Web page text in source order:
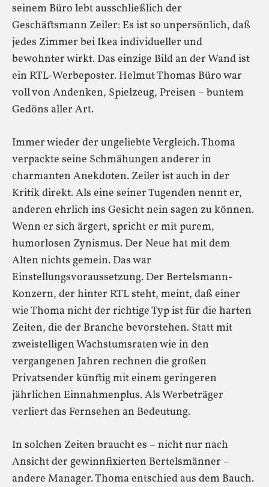
seinem Büro lebt ausschließlich der
Geschäftsmann Zeiler: Es ist so unpersönlich, daß
jedes Zimmer bei Ikea individueller und
bewohnter wirkt. Das einzige Bild an der Wand ist
ein RTL-Werbeposter. Helmut Thomas Büro war
voll von Andenken, Spielzeug, Preisen – buntem
Gedöns aller Art.
Immer wieder der ungeliebte Vergleich. Thoma
verpackte seine Schmähungen anderer in
charmanten Anekdoten. Zeiler ist auch in der
Kritik direkt. Als eine seiner Tugenden nennt er,
anderen ehrlich ins Gesicht nein sagen zu können.
Wenn er sich ärgert, spricht er mit purem,
humorlosen Zynismus. Der Neue hat mit dem
Alten nichts gemein. Das war
Einstellungsvoraussetzung. Der Bertelsmann-
Konzern, der hinter RTL steht, meint, daß einer
wie Thoma nicht der richtige Typ ist für die harten
Zeiten, die der Branche bevorstehen. Statt mit
zweistelligen Wachstumsraten wie in den
vergangenen Jahren rechnen die großen
Privatsender künftig mit einem geringeren
jährlichen Einnahmenplus. Als Werbeträger
verliert das Fernsehen an Bedeutung.
In solchen Zeiten braucht es – nicht nur nach
Ansicht der gewinnfixierten Bertelsmänner –
andere Manager. Thoma entschied aus dem Bauch.